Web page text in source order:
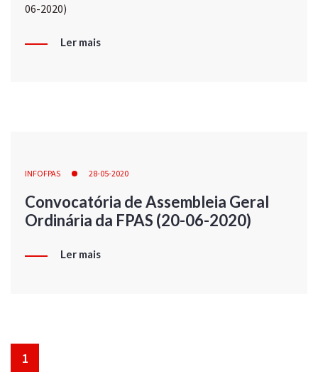
06-2020)
Ler mais
INFOFPAS 28-05-2020
Convocatória de Assembleia Geral
Ordinária da FPAS (20-06-2020)
Ler mais
1